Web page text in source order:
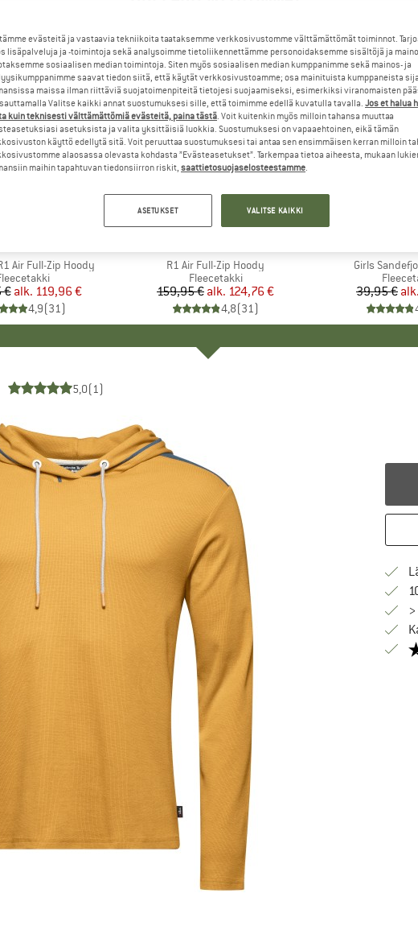
Air Full-Zip Hoody
Hinta
€ Alennettu hinta
alk. 119,96 €
4,9(31)
Tuote
R1 Air Full-Zip Hoody
Tuoteryhmä
Fleecetakki
Hinta
159,95 € Alennettu hinta
alk. 124,76 €
4,8(31)
jopa 22%
Tuote
Girls
39,95 € alk.
5,0(1)
evästeitä ja vastaavia tekniikoita taataksemme verkkosivustomme välttämättömät toiminnot.
lisäpalveluja ja -toimintoja sekä analysoimme tietoliikennettämme personoidaksemme sisältöjä ja
sosiaalisen median toimintoja. Siten myös sosiaalisen median kumppanimme sekä mainos- ja
saavat tiedon siitä, että käytät verkkosivustoamme; osa mainituista kumppaneista
maissa ilman riittäviä suojatoimenpiteitä tietojesi suojaamiseksi, esimerkiksi viranomaisten
Valitse kaikki annat suostumuksesi sille, että toimimme edellä kuvatulla tavalla. Jos et halua
kuin teknisesti välttämättömiä evästeitä, paina tästä. Voit kuitenkin myös milloin tahansa muuttaa
asetuksista ja valita yksittäisiä luokkia. Suostumuksesi on vapaaehtoinen, eikä tämän
käyttö edellytä sitä. Voit peruuttaa suostumuksesi tai antaa sen ensimmäisen kerran milloin
alaosassa olevasta kohdasta ”Evästeasetukset”. Tarkempaa tietoa aiheesta, mukaan
maihin tapahtuvan tiedonsiirron riskit, saattietosuojaselosteestamme.
ASETUKSET VALITSE KAIKKI